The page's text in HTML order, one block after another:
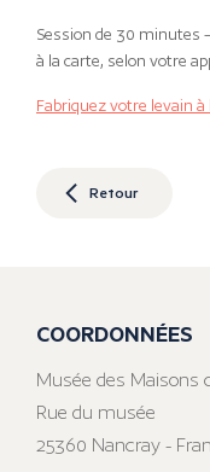
Session de 30 minutes
à la carte, selon votre
Fabriquez votre levain à
Retour
COORDONNÉES
Musée des Maisons
Rue du musée
25360 Nancray -